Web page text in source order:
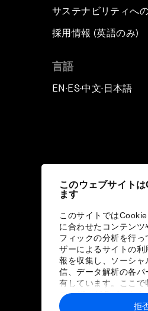
このウェブサイト
ます
このサイトでは
に合わせたコンテンツ
フィックの分析を行
ザーによるサイトの
報を収集し、ソーシ
信、データ解析の各
有しています。ここで
ユーザーが各パート
報や各パートナーのサ
拒
サステナビリティへ
採用情報 (英語のみ)
言語
EN ▪ES▪中文▪ 日本語